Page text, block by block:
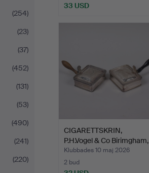
(254)
(23)
(37)
(452)
(131)
(53)
(490)
(241)
(220)
33 USD
CIGARETTSKRIN,
P.H.Vogel & Co Birimgham,
n…
Klubbades 10 maj 2026
2 bud